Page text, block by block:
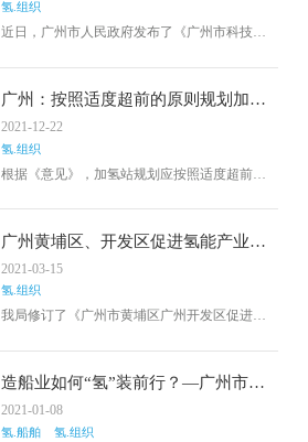
探索氢燃料电池高端乘用车产业化，加速推动
氢燃料电池汽车商用化进程。
氢.组织
近日，广州市人民政府发布了《广州市科技创
关键材料与技术，制膜原材料的国产化和膜组
器技术。今年2月初，广州开发区举办了第一季
度重大工业项目集中签约动工活动。未来，广
州将充分发挥国家中心城市优势，打破区域限
制，加快氢能产业关键核心技术突破，努力建
设城市群燃料电池汽车创新研发中心和燃料电
广州：按照适度超前的原则规划加氢
站建设
2021-12-22
氢.组织
根据《意见》，加氢站规划应按照适度超前的
求，综合考虑现有汽车加气站和加油站的分布
情况，并与土地空间规划和能源规划建立联
系，规划和自然资源主管部门应纳入城乡规
划。
广州黄埔区、开发区促进氢能产业发
展办法修订版征询意见
2021-03-15
氢.组织
我局修订了《广州市黄埔区广州开发区促进氢
及其实施细则修订版进行公示并征求社会公众
意见。
造船业如何“氢”装前行？—广州市发
展改革委对外发布《广州市氢能产业
发展规划（2019-2030）》
2021-01-08
氢.船舶 氢.组织